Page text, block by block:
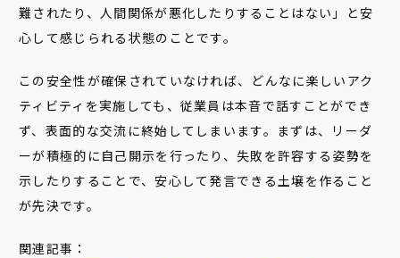
難されたり、人間関係が悪化したりすることはない」と安
心して感じられる状態のことです。
この安全性が確保されていなければ、どんなに楽しいアク
ティビティを実施しても、従業員は本音で話すことができ
ず、表面的な交流に終始してしまいます。まずは、リーダ
ーが積極的に自己開示を行ったり、失敗を許容する姿勢を
示したりすることで、安心して発言できる土壌を作ること
が先決です。
関連記事：